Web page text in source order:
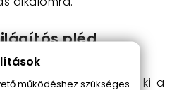
pléd
egyszerű: terítsd ki a
működéshez szükséges